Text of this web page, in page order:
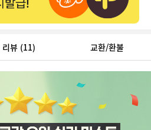
리뷰 (11) 교환/환불